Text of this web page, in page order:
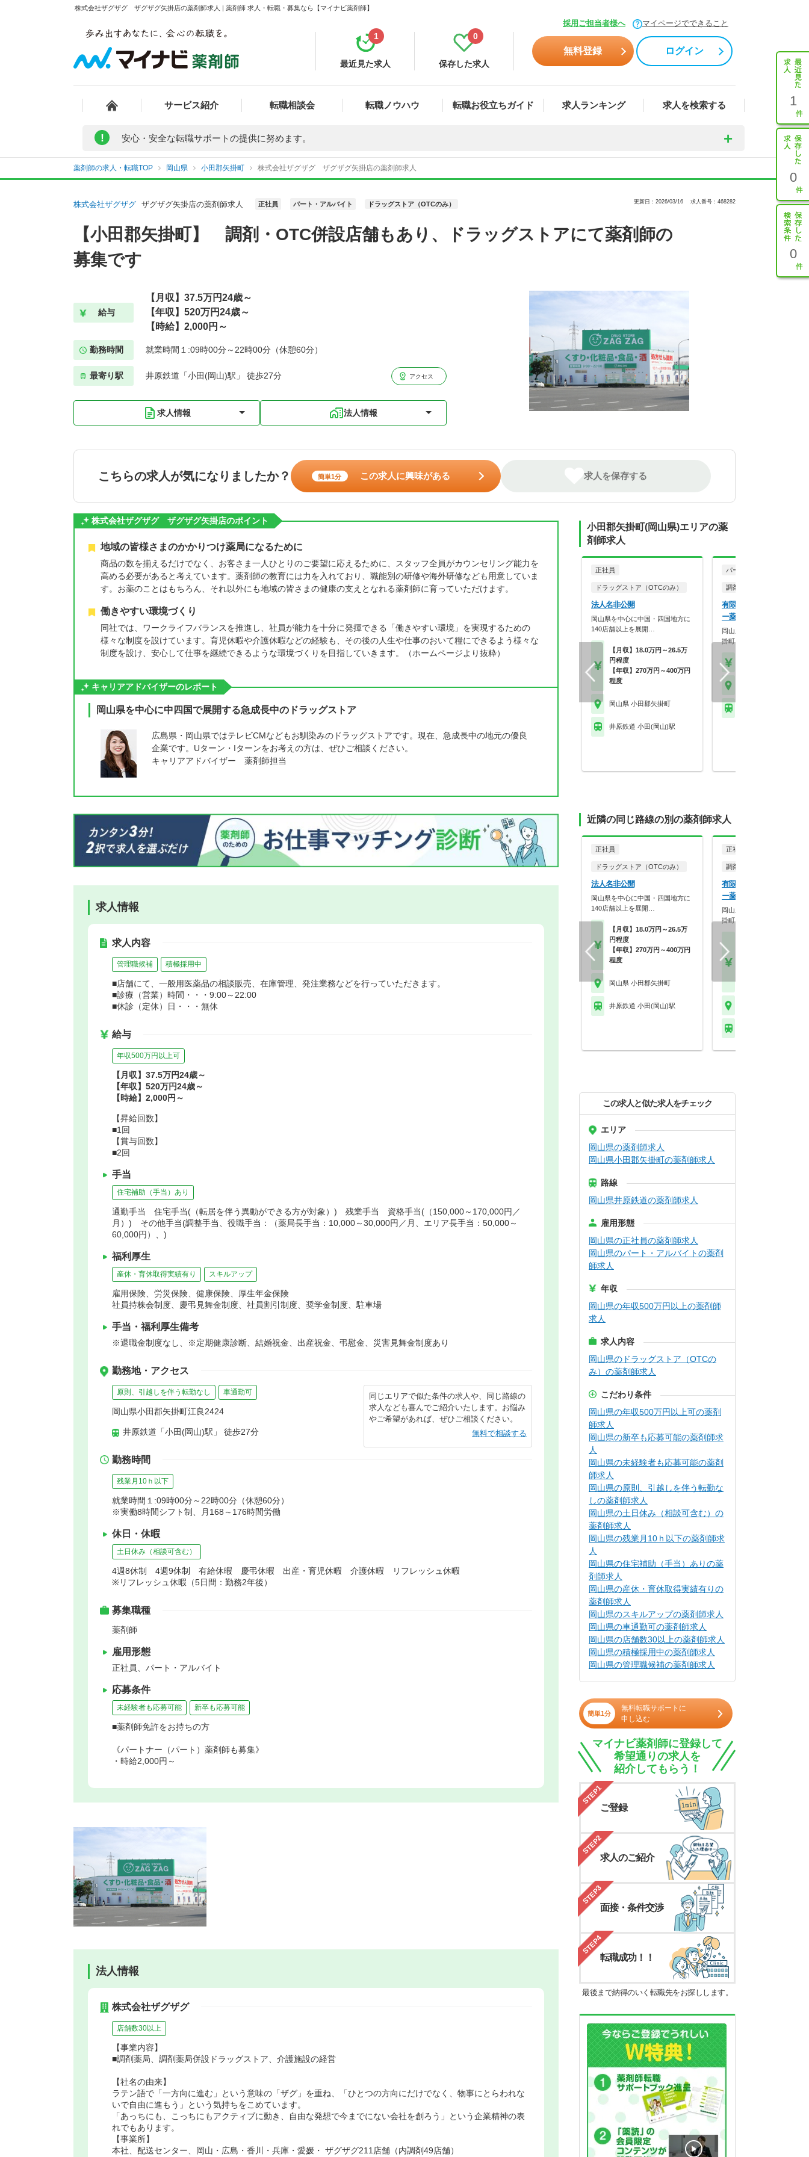
株式会社ザグザグ ザグザグ矢掛店の薬剤師求人 | 薬剤師 求人・転職・募集なら【マイナビ薬剤師】
採用ご担当者様へ マイページでできること
最近見た求人
1
保存した求人
0
無料登録 ログイン
サービス紹介 転職相談会 転職ノウハウ 転職お役立ちガイド 求人ランキング 求人を検索する 1
0
0
! 安心・安全な転職サポートの提供に努めます。
薬剤師の求人・転職TOP 岡山県 小田郡矢掛町 株式会社ザグザグ ザグザグ矢掛店の薬剤師求人
株式会社ザグザグ ザグザグ矢掛店の薬剤師求人 正社員 パート・アルバイト ドラッグストア（OTCのみ） 更新日：2026/03/16 求人番号：468282
【小田郡矢掛町】 調剤・OTC併設店舗もあり、ドラッグストアにて薬剤師の
募集です
給与
【月収】37.5万円24歳～
【年収】520万円24歳～
【時給】2,000円～
勤務時間 就業時間１:09時00分～22時00分（休憩60分）
最寄り駅 井原鉄道「小田(岡山)駅」 徒歩27分 アクセス
求人情報 法人情報
こちらの求人が気になりましたか？ 簡単1分 この求人に興味がある 求人を保存する
株式会社ザグザグ ザグザグ矢掛店のポイント
地域の皆様さまのかかりつけ薬局になるために
商品の数を揃えるだけでなく、お客さま一人ひとりのご要望に応えるために、スタッフ全員がカウンセリング能力を
高める必要があると考えています。薬剤師の教育には力を入れており、職能別の研修や海外研修なども用意していま
す。お薬のことはもちろん、それ以外にも地域の皆さまの健康の支えとなれる薬剤師に育っていただけます。
働きやすい環境づくり
同社では、ワークライフバランスを推進し、社員が能力を十分に発揮できる「働きやすい環境」を実現するための
様々な制度を設けています。育児休暇や介護休暇などの経験も、その後の人生や仕事のおいて糧にできるよう様々な
制度を設け、安心して仕事を継続できるような環境づくりを目指していきます。（ホームページより抜粋）
キャリアアドバイザーのレポート
岡山県を中心に中四国で展開する急成長中のドラッグストア
広島県・岡山県ではテレビCMなどもお馴染みのドラッグストアです。現在、急成長中の地元の優良
企業です。Uターン・Iターンをお考えの方は、ぜひご相談ください。
キャリアアドバイザー 薬剤師担当
求人情報
求人内容
管理職候補 積極採用中
■店舗にて、一般用医薬品の相談販売、在庫管理、発注業務などを行っていただきます。
■診療（営業）時間・・・9:00～22:00
■休診（定休）日・・・無休
給与
年収500万円以上可
【月収】37.5万円24歳～
【年収】520万円24歳～
【時給】2,000円～
【昇給回数】
■1回
【賞与回数】
■2回
手当
住宅補助（手当）あり
通勤手当 住宅手当(（転居を伴う異動ができる方が対象）) 残業手当 資格手当(（150,000～170,000円／
月）) その他手当(調整手当、役職手当：（薬局長手当：10,000～30,000円／月、エリア長手当：50,000～
60,000円）、)
福利厚生
産休・育休取得実績有り スキルアップ
雇用保険、労災保険、健康保険、厚生年金保険
社員持株会制度、慶弔見舞金制度、社員割引制度、奨学金制度、駐車場
手当・福利厚生備考
※退職金制度なし、※定期健康診断、結婚祝金、出産祝金、弔慰金、災害見舞金制度あり
勤務地・アクセス
原則、引越しを伴う転勤なし 車通勤可
岡山県小田郡矢掛町江良2424
井原鉄道「小田(岡山)駅」 徒歩27分
同じエリアで似た条件の求人や、同じ路線の
求人なども喜んでご紹介いたします。お悩み
やご希望があれば、ぜひご相談ください。
無料で相談する
勤務時間
残業月10ｈ以下
就業時間１:09時00分～22時00分（休憩60分）
※実働8時間シフト制、月168～176時間労働
休日・休暇
土日休み（相談可含む）
4週8休制 4週9休制 有給休暇 慶弔休暇 出産・育児休暇 介護休暇 リフレッシュ休暇
※リフレッシュ休暇（5日間：勤務2年後）
募集職種
薬剤師
雇用形態
正社員、パート・アルバイト
応募条件
未経験者も応募可能 新卒も応募可能
■薬剤師免許をお持ちの方
《パートナー（パート）薬剤師も募集》
・時給2,000円～
法人情報
株式会社ザグザグ
店舗数30以上
【事業内容】
■調剤薬局、調剤薬局併設ドラッグストア、介護施設の経営
【社名の由来】
ラテン語で「一方向に進む」という意味の「ザグ」を重ね、「ひとつの方向にだけでなく、物事にとらわれな
いで自由に進もう」という気持ちをこめています。
「あっちにも、こっちにもアクティブに動き、自由な発想で今までにない会社を創ろう」という企業精神の表
れでもあります。
【事業所】
本社、配送センター、岡山・広島・香川・兵庫・愛媛・ ザグザグ211店舗（内調剤49店舗）
小田郡矢掛町(岡山県)エリアの薬
剤師求人
正社員
ドラッグストア（OTCのみ）
法人名非公開
岡山県を中心に中国・四国地方に
140店舗以上を展開…
【月収】18.0万円～26.5万
円程度
【年収】270万円～400万円
程度
岡山県 小田郡矢掛町
井原鉄道 小田(岡山)駅
パート・アルバイト
調剤薬局
有限会社アルファー ア
ー薬局 小田店
岡山県笠岡市・井原市・小
掛町に4店舗を展開し…
近隣の同じ路線の別の薬剤師求人
正社員
ドラッグストア（OTCのみ）
法人名非公開
岡山県を中心に中国・四国地方に
140店舗以上を展開…
【月収】18.0万円～26.5万
円程度
【年収】270万円～400万円
程度
岡山県 小田郡矢掛町
井原鉄道 小田(岡山)駅
正社員
調剤薬局
有限会社アルファー ア
ー薬局小田店
岡山県笠岡市・井原市・小
掛町に4店舗を展開し…
この求人と似た求人をチェック
エリア
岡山県の薬剤師求人
岡山県小田郡矢掛町の薬剤師求人
路線
岡山県井原鉄道の薬剤師求人
雇用形態
岡山県の正社員の薬剤師求人
岡山県のパート・アルバイトの薬剤
師求人
年収
岡山県の年収500万円以上の薬剤師
求人
求人内容
岡山県のドラッグストア（OTCの
み）の薬剤師求人
こだわり条件
岡山県の年収500万円以上可の薬剤
師求人
岡山県の新卒も応募可能の薬剤師求
人
岡山県の未経験者も応募可能の薬剤
師求人
岡山県の原則、引越しを伴う転勤な
しの薬剤師求人
岡山県の土日休み（相談可含む）の
薬剤師求人
岡山県の残業月10ｈ以下の薬剤師求
人
岡山県の住宅補助（手当）ありの薬
剤師求人
岡山県の産休・育休取得実績有りの
薬剤師求人
岡山県のスキルアップの薬剤師求人
岡山県の車通勤可の薬剤師求人
岡山県の店舗数30以上の薬剤師求人
岡山県の積極採用中の薬剤師求人
岡山県の管理職候補の薬剤師求人
簡単1分
無料転職サポートに
申し込む
マイナビ薬剤師に登録して
希望通りの求人を
紹介してもらう！
STEP1
ご登録
STEP2
求人のご紹介
STEP3
面接・条件交渉
STEP4
転職成功！！
最後まで納得のいく転職先をお探しします。